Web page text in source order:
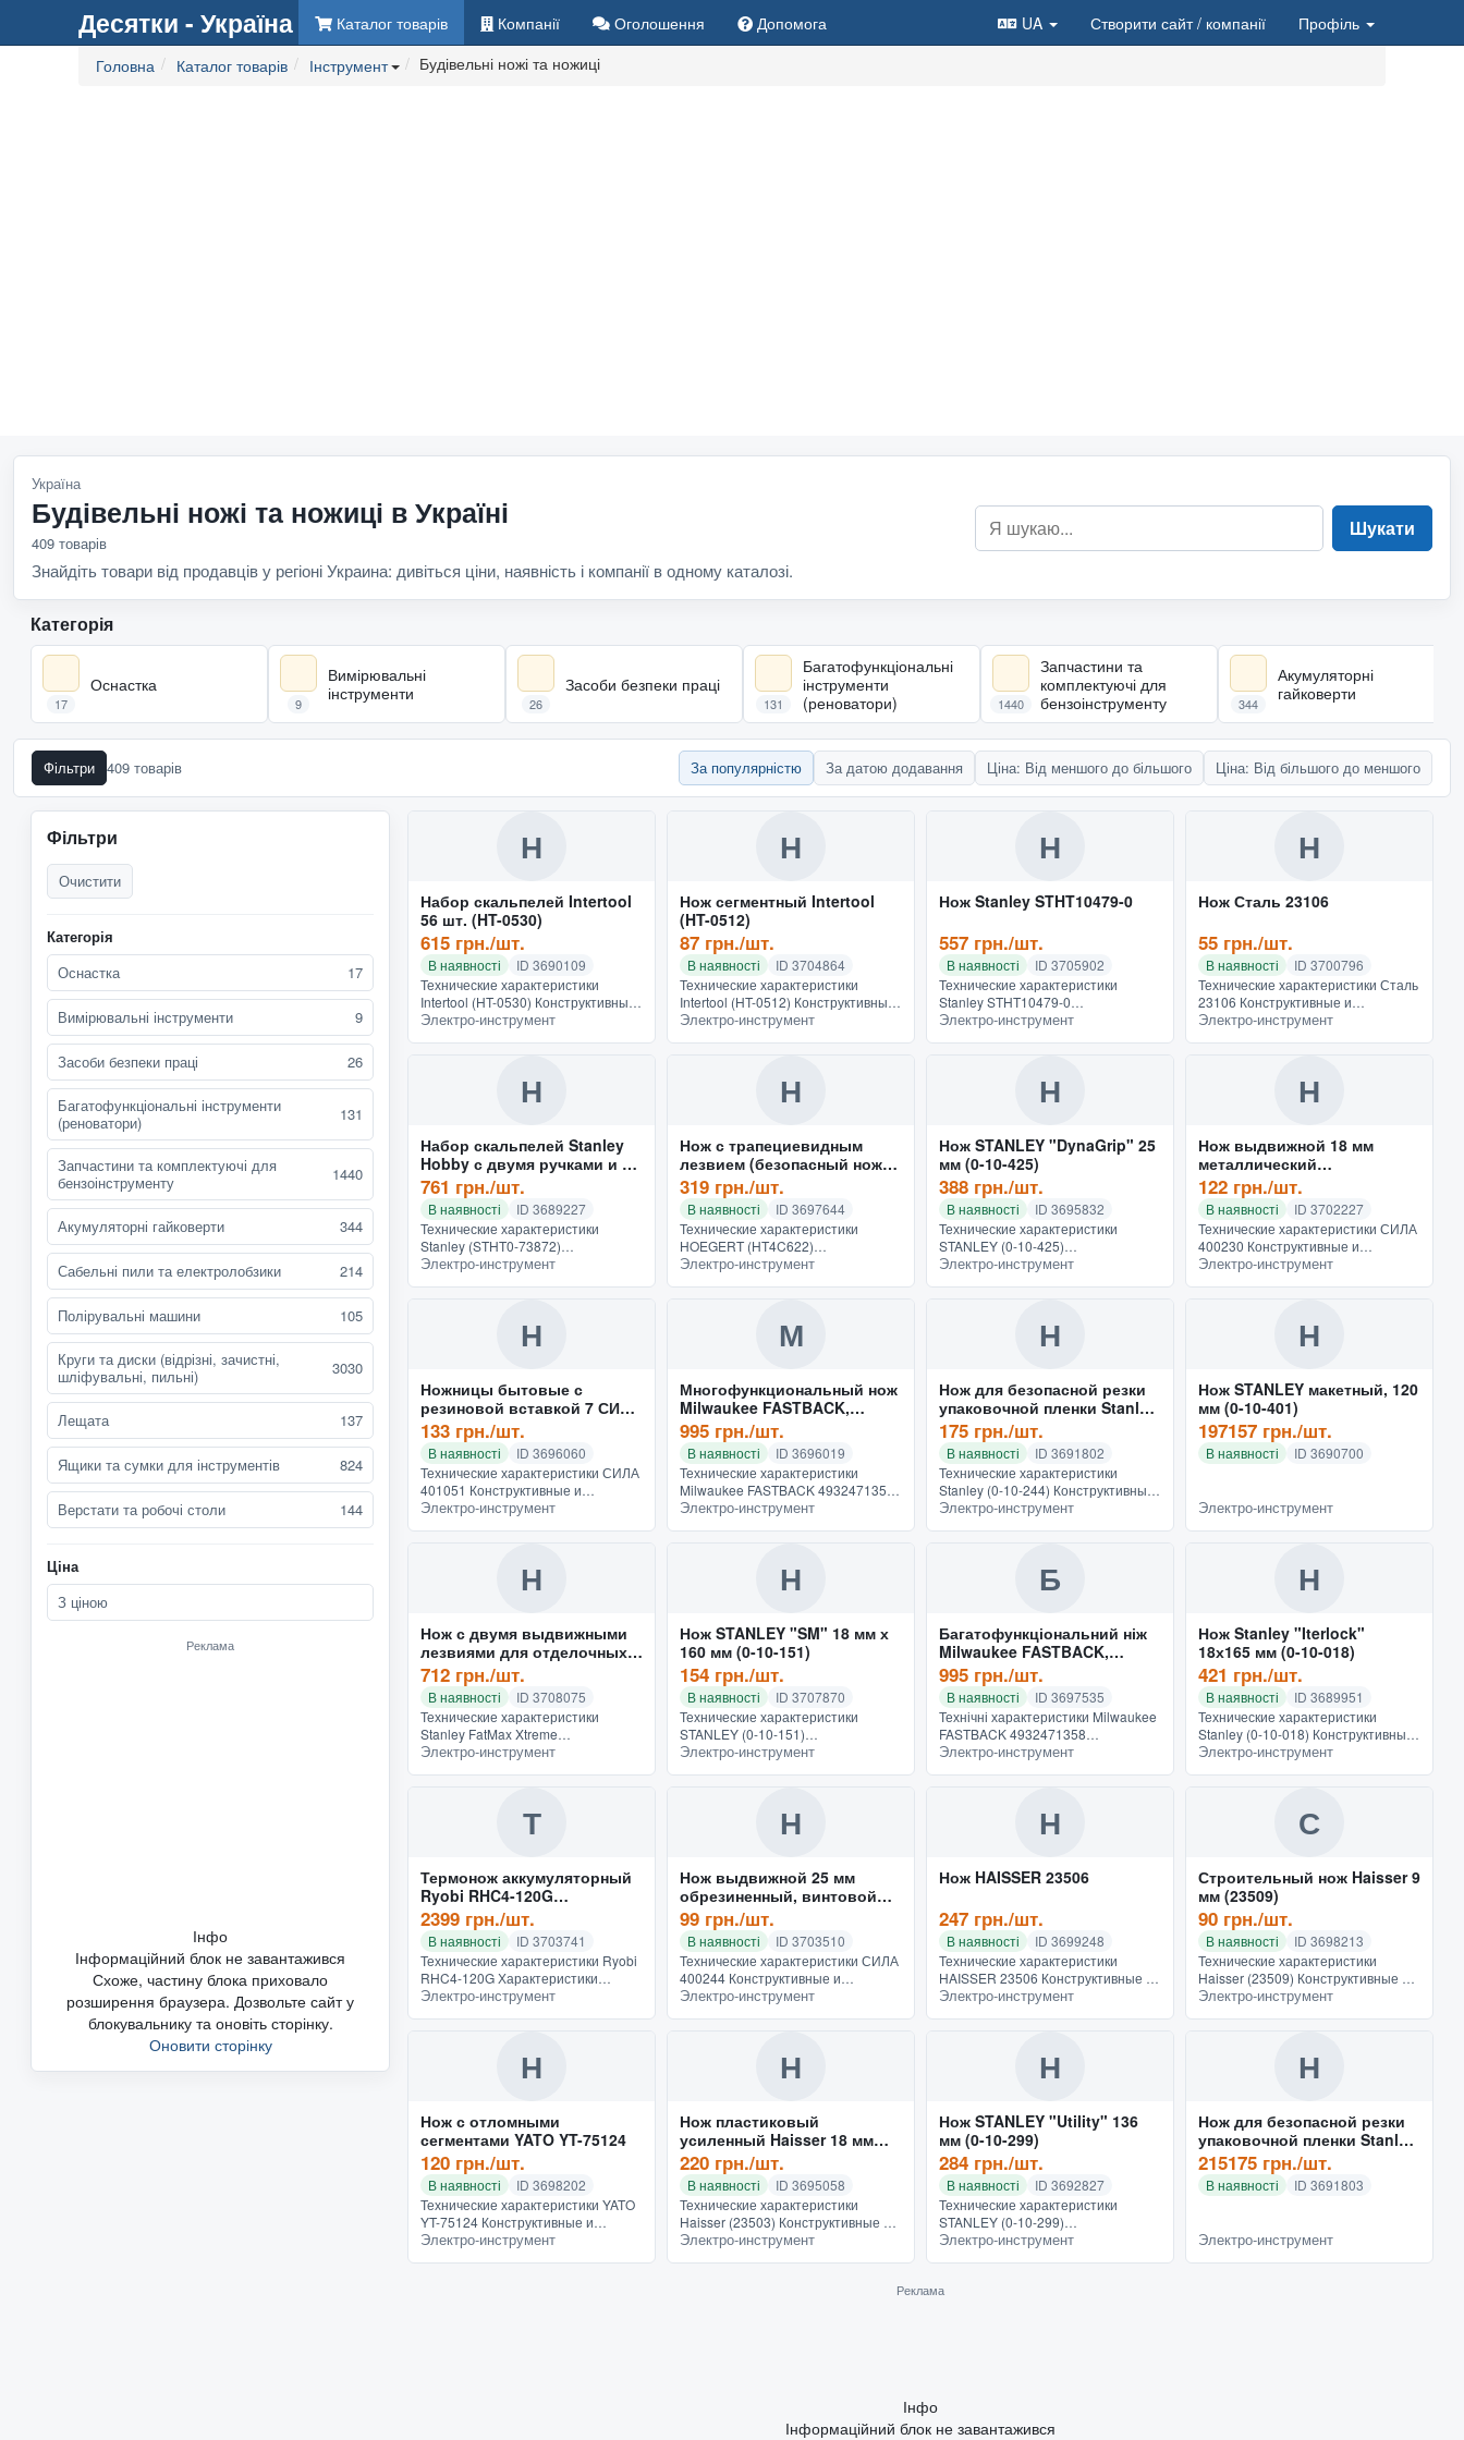
Десятки - Україна Каталог товарів Компанії Оголошення Допомога UA Створити сайт/ компанії
Профіль
Головна
Каталог товарів Інструмент Будівельні ножі та ножиці
Україна
Будівельні ножі та ножиці в Україні
409 товарів
Знайдіть товари від продавців у регіоні Украина: дивіться ціни, наявність і компанії в одному каталозі.
Шукати
Категорія
Оснастка
17
Вимірювальні
інструменти
9
Засоби безпеки праці
26
Багатофункціональні
інструменти
(реноватори)
131
Запчастини та
комплектуючі для
бензоінструменту
1440
Акумуляторні
гайковерти
344
Фільтри 409 товарів За популярністю За датою додавання Ціна: Від меншого до більшого Ціна: Від більшого до меншого
Фільтри
Очистити
Категорія
Оснастка
17
Вимірювальні інструменти 9
Засоби безпеки праці 26
Багатофункціональні інструменти
(реноватори)
131
Запчастини та комплектуючі для
бензоінструменту
1440
Акумуляторні гайковерти 344
Сабельні пили та електролобзики 214
Полірувальні машини 105
Круги та диски (відрізні, зачистні,
шліфувальні, пильні)
3030
Лещата 137
Ящики та сумки для інструментів 824
Верстати та робочі столи 144
Ціна
З ціною
Реклама
Інфо
Інформаційний блок не завантажився
Схоже, частину блока приховало
розширення браузера. Дозвольте сайт у
блокувальнику та оновіть сторінку.
Оновити сторінку
Н
Набор скальпелей Intertool
56 шт. (HT-0530)
615 грн./шт.
В наявності
ID 3690109
Технические характеристики
Intertool (HT-0530) Конструктивные
и функциональные особенности
Электро-инструмент
Н
Нож сегментный Intertool
(HT-0512)
87 грн./шт.
В наявності
ID 3704864
Технические характеристики
Intertool (HT-0512) Конструктивные
и функциональные особенности
Электро-инструмент
Н
Нож Stanley STHT10479-0
557 грн./шт.
В наявності
ID 3705902
Технические характеристики
Stanley STHT10479-0
Конструктивные и
Электро-инструмент
Н
Нож Сталь 23106
55 грн./шт.
В наявності
ID 3700796
Технические характеристики Сталь
23106 Конструктивные и
функциональные особенности
Электро-инструмент
Н
Набор скальпелей Stanley
Hobby с двумя ручками и 12
разными лезвиями (STHT0-
73872)
761 грн./шт.
В наявності
ID 3689227
Технические характеристики
Stanley (STHT0-73872)
Конструктивные и
Электро-инструмент
Н
Нож с трапециевидным
лезвием (безопасный нож)
HOEGERT 19 (HT4C622)
319 грн./шт.
В наявності
ID 3697644
Технические характеристики
HOEGERT (HT4C622)
Конструктивные и
Электро-инструмент
Н
Нож STANLEY "DynaGrip" 25
мм (0-10-425)
388 грн./шт.
В наявності
ID 3695832
Технические характеристики
STANLEY (0-10-425)
Конструктивные и
Электро-инструмент
Н
Нож выдвижной 18 мм
металлический
обрезиненный и
автозамком СИЛА 400230
122 грн./шт.
В наявності
ID 3702227
Технические характеристики СИЛА
400230 Конструктивные и
функциональные особенности
Электро-инструмент
Н
Ножницы бытовые с
резиновой вставкой 7 СИЛА
(401051)
133 грн./шт.
В наявності
ID 3696060
Технические характеристики СИЛА
401051 Конструктивные и
функциональные особенности
Электро-инструмент
М
Многофункциональный нож
Milwaukee FASTBACK,
складной с хранением
лезвий (4932471358)
995 грн./шт.
В наявності
ID 3696019
Технические характеристики
Milwaukee FASTBACK 4932471358
Конструктивные и
Электро-инструмент
Н
Нож для безопасной резки
упаковочной пленки Stanley
(0-10-244)
175 грн./шт.
В наявності
ID 3691802
Технические характеристики
Stanley (0-10-244) Конструктивные
и функциональные особенности
Электро-инструмент
Н
Нож STANLEY макетный, 120
мм (0-10-401)
197157 грн./шт.
В наявності ID 3690700
Электро-инструмент
Н
Нож с двумя выдвижными
лезвиями для отделочных
работ Stanley FatMax Xtreme
(0-10-789)
712 грн./шт.
В наявності
ID 3708075
Технические характеристики
Stanley FatMax Xtreme
Конструктивные и
Электро-инструмент
Н
Нож STANLEY "SM" 18 мм х
160 мм (0-10-151)
154 грн./шт.
В наявності
ID 3707870
Технические характеристики
STANLEY (0-10-151)
Конструктивные и
Электро-инструмент
Б
Багатофункціональний ніж
Milwaukee FASTBACK,
складний із зберіганням лез
(4932471358)
995 грн./шт.
В наявності
ID 3697535
Технічні характеристики Milwaukee
FASTBACK 4932471358
Конструктивні та функціональні
Электро-инструмент
Н
Нож Stanley "Iterlock"
18х165 мм (0-10-018)
421 грн./шт.
В наявності
ID 3689951
Технические характеристики
Stanley (0-10-018) Конструктивные
и функциональные особенности
Электро-инструмент
Т
Термонож аккумуляторный
Ryobi RHC4-120G
(5133006198)
2399 грн./шт.
В наявності
ID 3703741
Технические характеристики Ryobi
RHC4-120G Характеристики
двигателя и устройства Питание
Электро-инструмент
Н
Нож выдвижной 25 мм
обрезиненный, винтовой
замок СИЛА 400244
99 грн./шт.
В наявності
ID 3703510
Технические характеристики СИЛА
400244 Конструктивные и
функциональные особенности
Электро-инструмент
Н
Нож HAISSER 23506
247 грн./шт.
В наявності
ID 3699248
Технические характеристики
HAISSER 23506 Конструктивные и
функциональные особенности
Электро-инструмент
С
Строительный нож Haisser 9
мм (23509)
90 грн./шт.
В наявності
ID 3698213
Технические характеристики
Haisser (23509) Конструктивные и
функциональные особенности
Электро-инструмент
Н
Нож с отломными
сегментами YATO YT-75124
120 грн./шт.
В наявності
ID 3698202
Технические характеристики YATO
YT-75124 Конструктивные и
функциональные особенности
Электро-инструмент
Н
Нож пластиковый
усиленный Haisser 18 мм
резиновые вставки,
сегментированный (23503)
220 грн./шт.
В наявності
ID 3695058
Технические характеристики
Haisser (23503) Конструктивные и
функциональные особенности
Электро-инструмент
Н
Нож STANLEY "Utility" 136
мм (0-10-299)
284 грн./шт.
В наявності
ID 3692827
Технические характеристики
STANLEY (0-10-299)
Конструктивные и
Назначение универсальные...
Электро-инструмент
Н
Нож для безопасной резки
упаковочной пленки Stanley
(0-10-244)
215175 грн./шт.
В наявності ID 3691803
Электро-инструмент
Реклама
Інфо
Інформаційний блок не завантажився